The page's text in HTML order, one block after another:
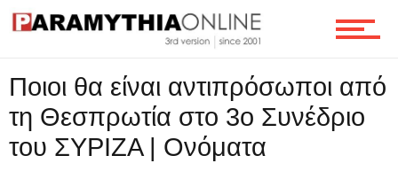
Επικοινωνία
Ποιοι θα είναι αντιπρόσωποι από
τη Θεσπρωτία στο 3ο Συνέδριο
του ΣΥΡΙΖΑ | Ονόματα